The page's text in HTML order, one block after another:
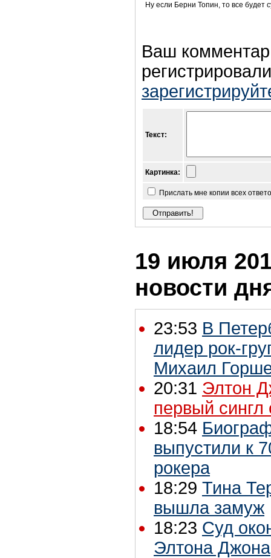
Ну если Берни Топин, то все будет
Ваш
Текст:
Картинка:
Прислать мне копии всех
19 июля
новости
23:53 В
лидер рок-
Михаил
20:31 Элтон
первый сингл
18:54
выпустили к
рокера
18:29 Тина
вышла замуж
18:23 Суд
Элтона Джона